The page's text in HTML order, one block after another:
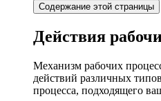
Содержание этой страницы
Действия
Механизм рабочих
действий различных
процесса, подходящего